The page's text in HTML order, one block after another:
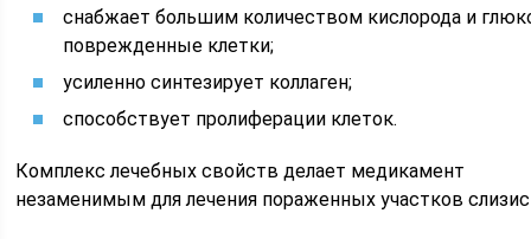
снабжает большим количеством кислорода и
поврежденные клетки;
усиленно синтезирует коллаген;
способствует пролиферации клеток.
Комплекс лечебных свойств делает медикамент
незаменимым для лечения пораженных участков